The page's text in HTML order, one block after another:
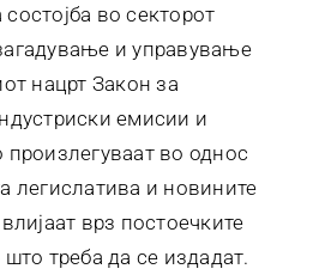
во секторот
и управување
нацрт Закон за
емисии и
произлегуваат во однос
легислатива и новините
врз постоечките
треба да се издадат.